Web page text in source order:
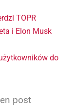
TOPR
i Elon Musk
do
post